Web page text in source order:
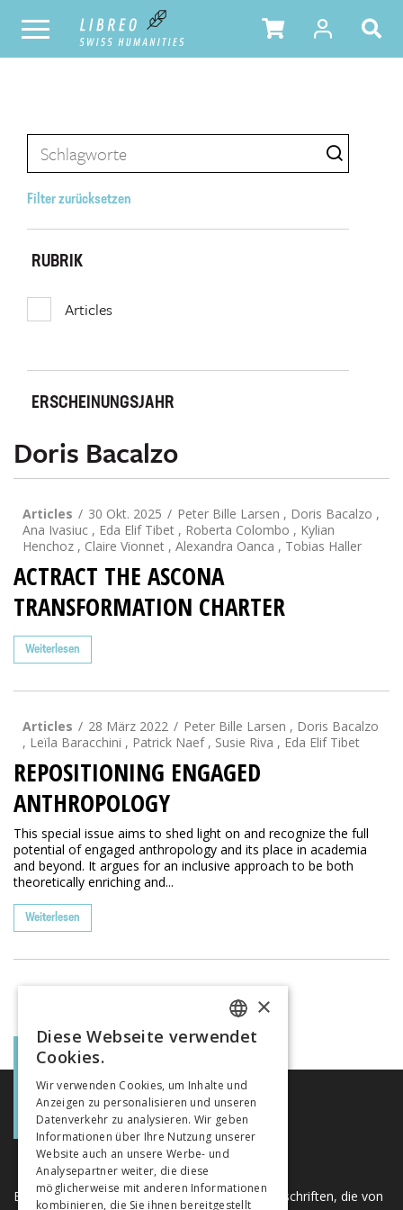
Filter zurücksetzen
RUBRIK
Articles
ERSCHEINUNGSJAHR
Doris Bacalzo
Articles 30 Okt. 2025
Peter Bille Larsen , Doris Bacalzo ,
Ana Ivasiuc , Eda Elif Tibet , Roberta Colombo , Kylian
Henchoz , Claire Vionnet , Alexandra Oanca , Tobias Haller
ACTRACT THE ASCONA
TRANSFORMATION CHARTER
Weiterlesen
Articles 28 März 2022
Peter Bille Larsen , Doris Bacalzo
, Leïla Baracchini , Patrick Naef , Susie Riva , Eda Elif Tibet
REPOSITIONING ENGAGED
ANTHROPOLOGY
This special issue aims to shed light on and recognize the full
potential of engaged anthropology and its place in academia
and beyond. It argues for an inclusive approach to be both
theoretically enriching and...
Weiterlesen
Eine einzigartige Plattform für Bücher und Zeitschriften, die von
FRENCH
ITALIAN
×
Diese Webseite verwendet
Cookies.
Wir verwenden Cookies, um Inhalte und
Anzeigen zu personalisieren und unseren
Datenverkehr zu analysieren. Wir geben
Informationen über Ihre Nutzung unserer
Website auch an unsere Werbe- und
Analysepartner weiter, die diese
möglicherweise mit anderen Informationen
kombinieren, die Sie ihnen bereitgestellt